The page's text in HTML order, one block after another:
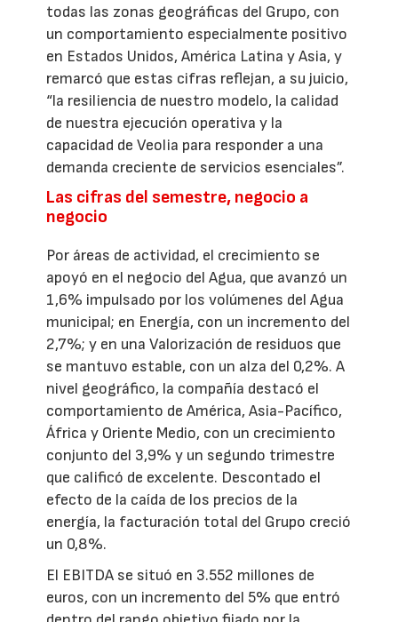
todas las zonas geográficas del Grupo, con
un comportamiento especialmente positivo
en Estados Unidos, América Latina y Asia, y
remarcó que estas cifras reflejan, a su juicio,
“la resiliencia de nuestro modelo, la calidad
de nuestra ejecución operativa y la
capacidad de Veolia para responder a una
demanda creciente de servicios esenciales”.
Las cifras del semestre, negocio a
negocio
Por áreas de actividad, el crecimiento se
apoyó en el negocio del Agua, que avanzó un
1,6% impulsado por los volúmenes del Agua
municipal; en Energía, con un incremento del
2,7%; y en una Valorización de residuos que
se mantuvo estable, con un alza del 0,2%. A
nivel geográfico, la compañía destacó el
comportamiento de América, Asia-Pacífico,
África y Oriente Medio, con un crecimiento
conjunto del 3,9% y un segundo trimestre
que calificó de excelente. Descontado el
efecto de la caída de los precios de la
energía, la facturación total del Grupo creció
un 0,8%.
El EBITDA se situó en 3.552 millones de
euros, con un incremento del 5% que entró